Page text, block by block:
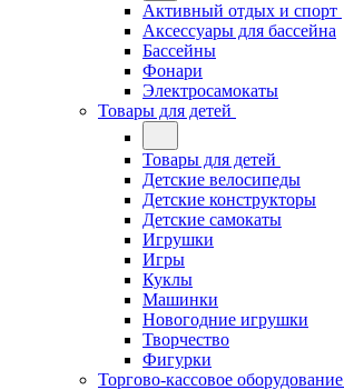
Активный отдых и спорт
Аксессуары для бассейна
Бассейны
Фонари
Электросамокаты
Товары для детей
Товары для детей
Детские велосипеды
Детские конструкторы
Детские самокаты
Игрушки
Игры
Куклы
Машинки
Новогодние игрушки
Творчество
Фигурки
Торгово-кассовое оборудование